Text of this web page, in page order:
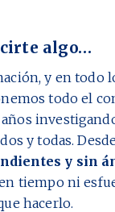
algo…
y en todo
todo el
y todas.
y sin
tiempo ni
hacerlo.